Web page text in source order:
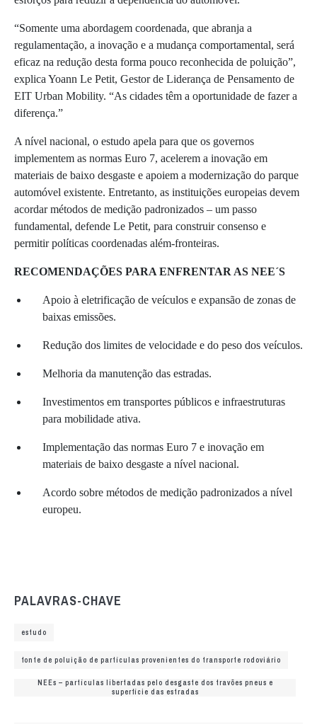
“Somente uma abordagem coordenada, que abranja a
regulamentação, a inovação e a mudança comportamental, será
eficaz na redução desta forma pouco reconhecida de poluição”,
explica Yoann Le Petit, Gestor de Liderança de Pensamento de
EIT Urban Mobility. “As cidades têm a oportunidade de fazer a
diferença.”
A nível nacional, o estudo apela para que os governos
implementem as normas Euro 7, acelerem a inovação em
materiais de baixo desgaste e apoiem a modernização do parque
automóvel existente. Entretanto, as instituições europeias devem
acordar métodos de medição padronizados – um passo
fundamental, defende Le Petit, para construir consenso e
permitir políticas coordenadas além-fronteiras.
RECOMENDAÇÕES PARA ENFRENTAR AS NEE´S
Apoio à eletrificação de veículos e expansão de zonas de
baixas emissões.
Redução dos limites de velocidade e do peso dos veículos.
Melhoria da manutenção das estradas.
Investimentos em transportes públicos e infraestruturas
para mobilidade ativa.
Implementação das normas Euro 7 e inovação em
materiais de baixo desgaste a nível nacional.
Acordo sobre métodos de medição padronizados a nível
europeu.
PALAVRAS-CHAVE
estudo
fonte de poluição de partículas provenientes do transporte rodoviário
NEEs – partículas libertadas pelo desgaste dos travões pneus e
superfície das estradas